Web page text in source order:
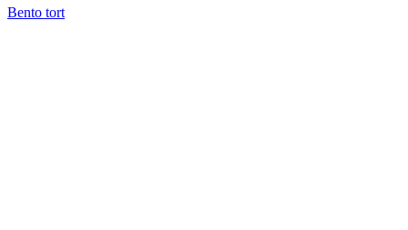
Bento tort